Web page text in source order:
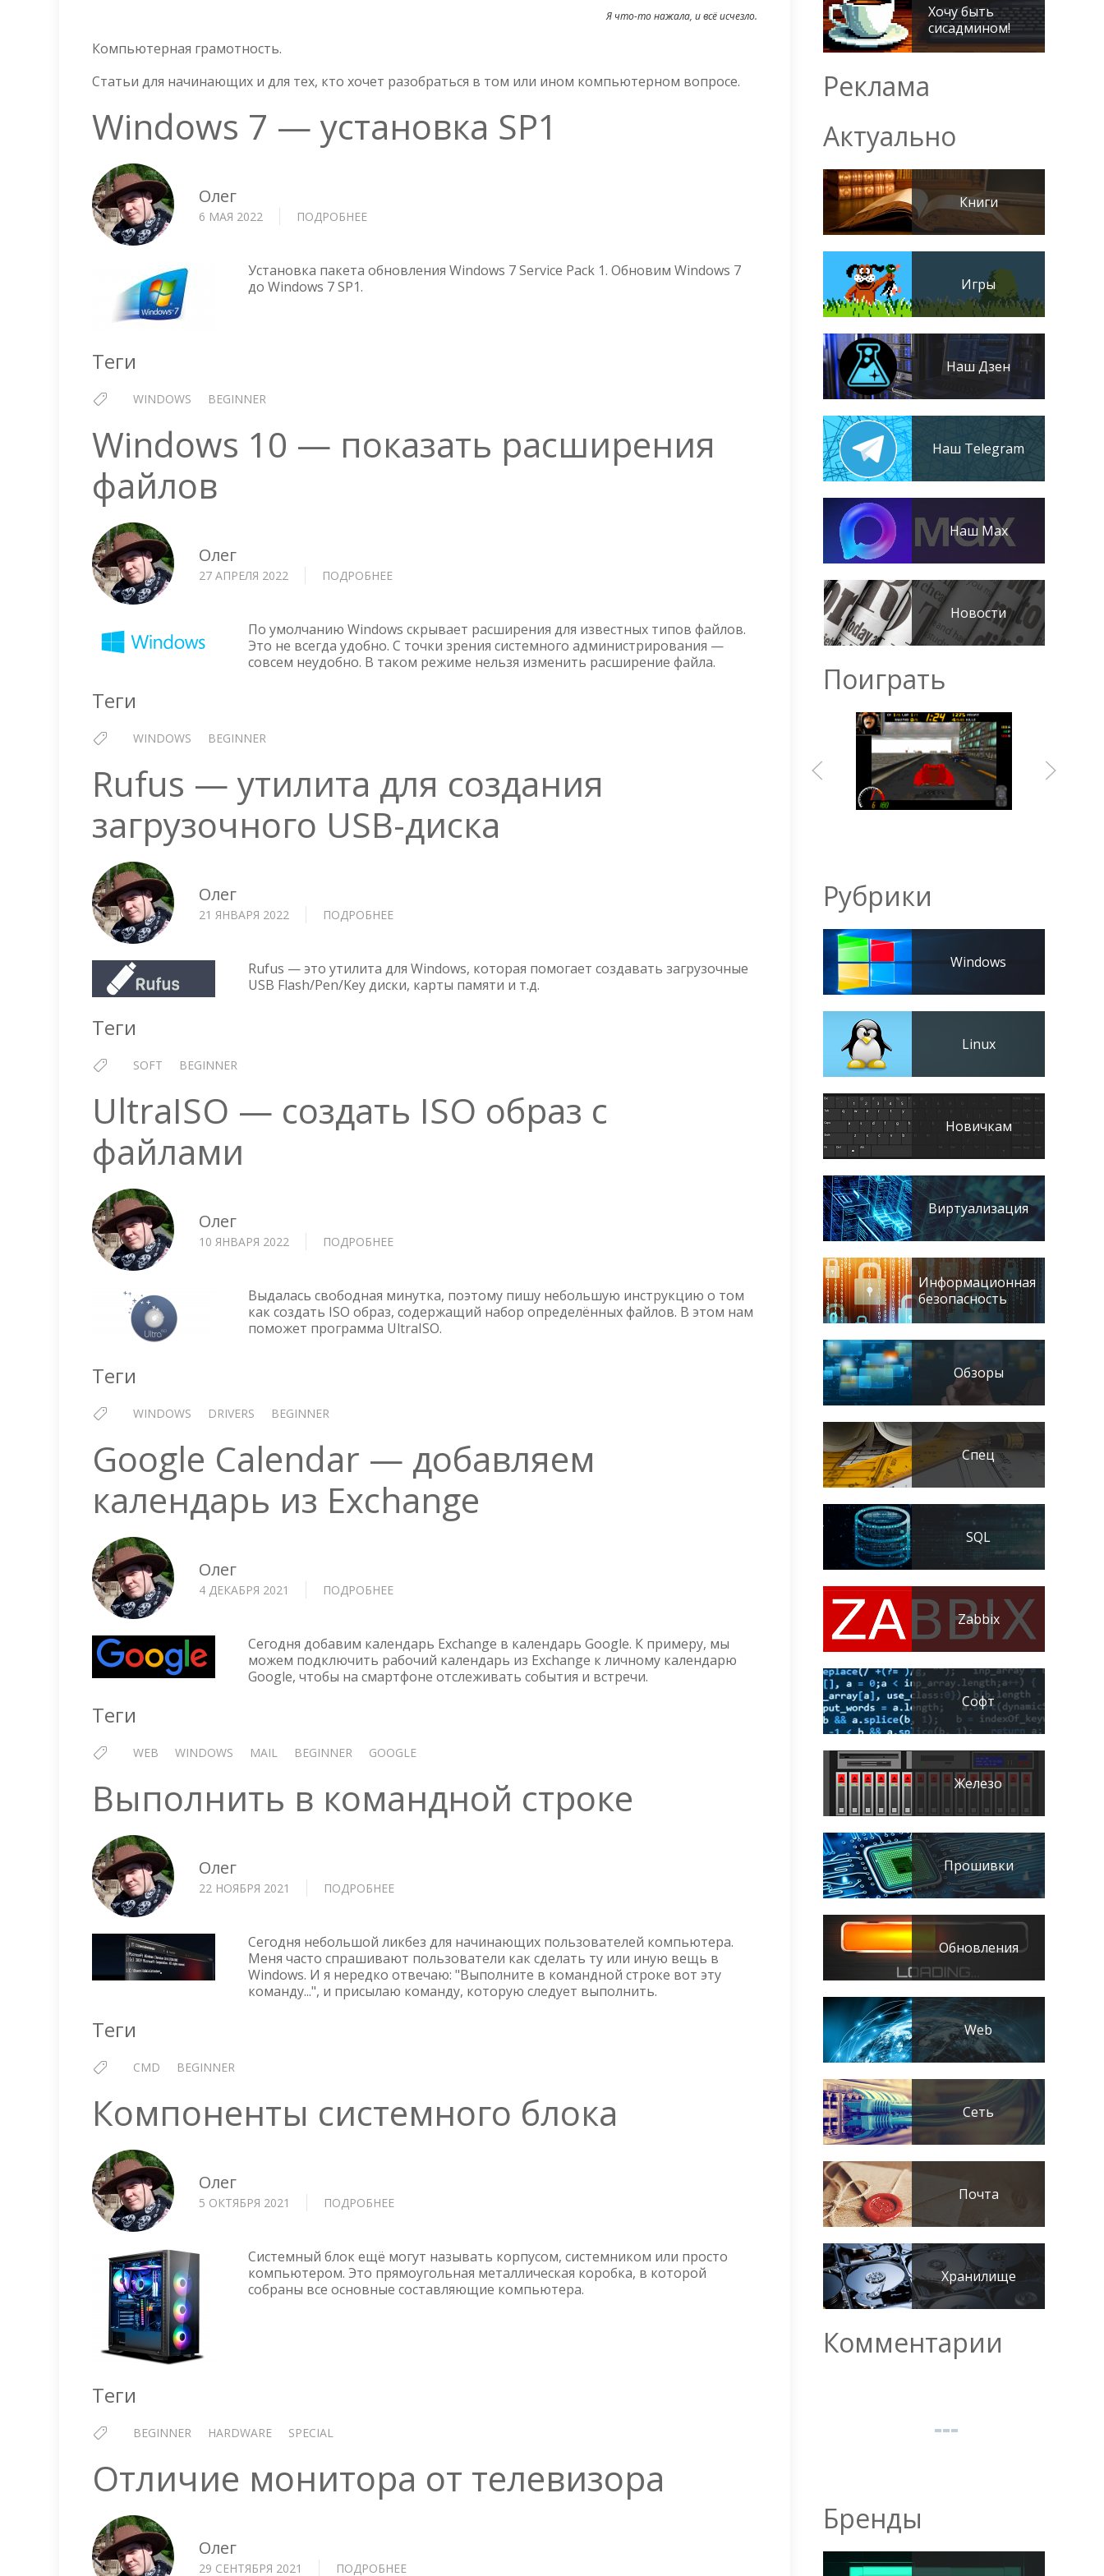
Я что-то нажала, и всё исчезло.
Компьютерная грамотность.
Статьи для начинающих и для тех, кто хочет разобраться в том или ином компьютерном вопросе.
Windows 7 — установка SP1
Олег
6 МАЯ 2022 ПОДРОБНЕЕ
—
Установка пакета обновления Windows 7 Service Pack 1. Обновим Windows 7
до Windows 7 SP1.
Теги
WINDOWS BEGINNER
Windows 10 — показать расширения
файлов
Олег
27 АПРЕЛЯ 2022 ПОДРОБНЕЕ
—
ПОКАЗАТЬ
РАСШИРЕНИЯ
По умолчанию Windows скрывает расширения для известных типов файлов.
Это не всегда удобно. С точки зрения системного администрирования —
совсем неудобно. В таком режиме нельзя изменить расширение файла.
Теги
WINDOWS BEGINNER
Rufus — утилита для создания
загрузочного USB-диска
Олег
21 ЯНВАРЯ 2022 ПОДРОБНЕЕ
УТИЛИТА
ДЛЯ
Rufus — это утилита для Windows, которая помогает создавать загрузочные
USB Flash/Pen/Key диски, карты памяти и т.д.
Теги
SOFT BEGINNER
UltraISO — создать ISO образ с
файлами
Олег
10 ЯНВАРЯ 2022 ПОДРОБНЕЕ
СОЗДАТЬ
ISO
ОБРАЗ
Выдалась свободная минутка, поэтому пишу небольшую инструкцию о том
как создать ISO образ, содержащий набор определённых файлов. В этом нам
поможет программа UltraISO.
Теги
WINDOWS DRIVERS BEGINNER
Google Calendar — добавляем
календарь из Exchange
Олег
4 ДЕКАБРЯ 2021 ПОДРОБНЕЕ
—
ДОБАВЛЯЕМ
КАЛЕНДАРЬ
Сегодня добавим календарь Exchange в календарь Google. К примеру, мы
можем подключить рабочий календарь из Exchange к личному календарю
Google, чтобы на смартфоне отслеживать события и встречи.
Теги
WEB WINDOWS MAIL BEGINNER GOOGLE
Выполнить в командной строке
Олег
22 НОЯБРЯ 2021 ПОДРОБНЕЕ
КОМАНДНОЙ
СТРОКЕ
Сегодня небольшой ликбез для начинающих пользователей компьютера.
Меня часто спрашивают пользователи как сделать ту или иную вещь в
Windows. И я нередко отвечаю: "Выполните в командной строке вот эту
команду...", и присылаю команду, которую следует выполнить.
Теги
CMD BEGINNER
Компоненты системного блока
Олег
5 ОКТЯБРЯ 2021 ПОДРОБНЕЕ
БЛОКА
Системный блок ещё могут называть корпусом, системником или просто
компьютером. Это прямоугольная металлическая коробка, в которой
собраны все основные составляющие компьютера.
Теги
BEGINNER HARDWARE SPECIAL
Отличие монитора от телевизора
Олег
29 СЕНТЯБРЯ 2021 ПОДРОБНЕЕ
Хочу быть
сисадмином!
Реклама
Актуально
Книги
Игры
Наш Дзен
Наш Telegram
Наш Max
Новости
Поиграть
Рубрики
Windows
Linux
Новичкам
Виртуализация
Информационная
безопасность
Обзоры
Спец
SQL
Zabbix
Софт
Железо
Прошивки
Обновления
Web
Сеть
Почта
Хранилище
Комментарии
Бренды